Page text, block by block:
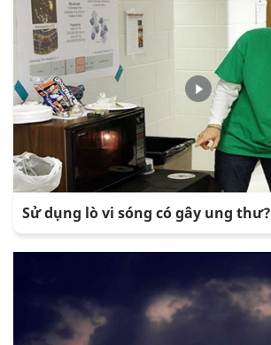
Sử dụng lò vi sóng có gây ung thư?